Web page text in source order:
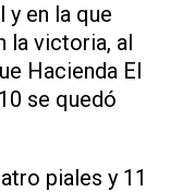
y en la que
la victoria, al
Hacienda El
se quedó
piales y 11